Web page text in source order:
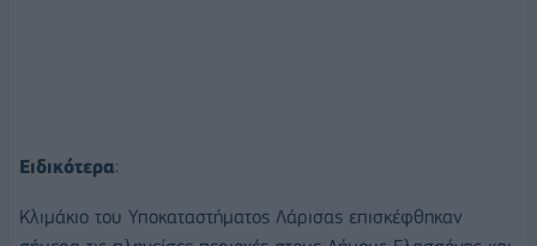
Ειδικότερα:
Κλιμάκιο του Υποκαταστήματος Λάρισας επισκέφθηκαν